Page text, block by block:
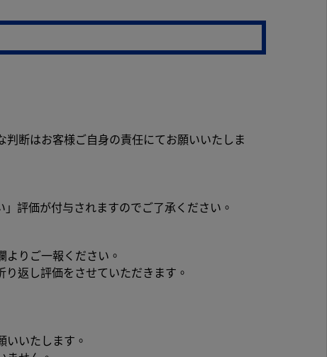
断はお客様ご自身の責任にてお願いいたしま
評価が付与されますのでご了承ください。
りご一報ください。
返し評価をさせていただきます。
いたします。